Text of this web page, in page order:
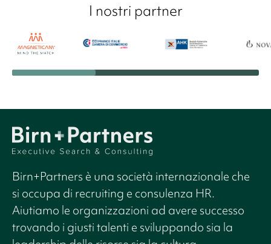
I nostri partner
Birn+Partners è una società internazionale che
si occupa di recruiting e consulenza HR.
Aiutiamo le organizzazioni ad avere successo
trovando i giusti talenti e sviluppando sia la